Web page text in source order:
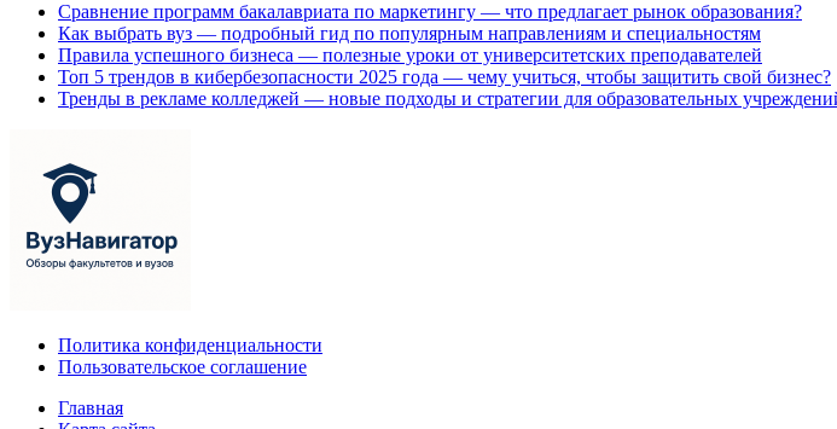
Сравнение программ бакалавриата по маркетингу — что предлагает рынок образования?
Как выбрать вуз — подробный гид по популярным направлениям и специальностям
Правила успешного бизнеса — полезные уроки от университетских преподавателей
Топ 5 трендов в кибербезопасности 2025 года — чему учиться, чтобы защитить свой бизнес?
Тренды в рекламе колледжей — новые подходы и стратегии для образовательных
Политика конфиденциальности
Пользовательское соглашение
Главная